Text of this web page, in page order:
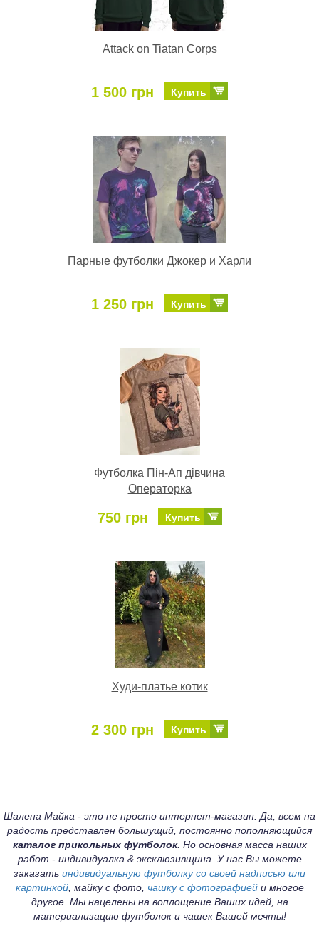
Attack on Tiatan Corps
1 500 грн Купить
Парные футболки Джокер и Харли
1 250 грн Купить
Футболка Пін-Ап дівчина
Операторка
750 грн Купить
Худи-платье котик
2 300 грн Купить
Шалена Майка - это не просто интернет-магазин. Да, всем на
радость представлен большущий, постоянно пополняющийся
каталог прикольных футболок. Но основная масса наших
работ - индивидуалка & эксклюзивщина. У нас Вы можете
заказать индивидуальную футболку со своей надписью или
картинкой, майку с фото, чашку с фотографиейи многое
другое. Мы нацелены на воплощение Ваших идей, на
материализацию футболок и чашек Вашей мечты!